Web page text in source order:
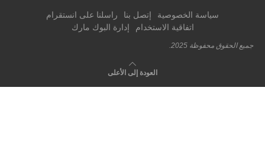
سياسة الخصوصية إتصل بنا
راسلنا على انستقرام
اتفاقية الاستخدام
إدارة البوك مارك
جميع الحقوق محفوظة 2025.
العودة إلى الأعلى